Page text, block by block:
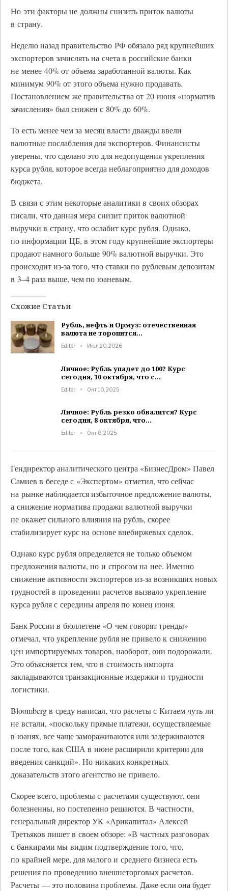
Но эти факторы не должны снизить приток валюты
в страну.
Неделю назад правительство РФ обязало ряд крупнейших
экспортеров зачислять на счета в российские банки
не менее 40% от объема заработанной валюты. Как
минимум 90% от этого объема нужно продавать.
Постановлением же правительства от 20 июня «норматив
зачисления» был снижен с 80% до 60%.
То есть менее чем за месяц власти дважды ввели
валютные послабления для экспортеров. Финансисты
уверены, что сделано это для недопущения укрепления
курса рубля, которое всегда неблагоприятно для доходов
бюджета.
В связи с этим некоторые аналитики в своих обзорах
писали, что данная мера снизит приток валютной
выручки в страну, что ослабит курс рубля. Однако,
по информации ЦБ, в этом году крупнейшие экспортеры
продают намного больше 90% валютной выручки. Это
происходит из-за того, что ставки по рублевым депозитам
в 3–4 раза выше, чем по юаневым.
Схожие Статьи
Рубль, нефть и Ормуз: отечественная
валюта не торопится…
Editor Июл 20, 2026
Личное: Рубль упадет до 100? Курс
сегодня, 10 октября, что с…
Editor Окт 10, 2025
Личное: Рубль резко обвалится? Курс
сегодня, 8 октября, что…
Editor Окт 8, 2025
Гендиректор аналитического центра «БизнесДром» Павел
Самиев в беседе с «Экспертом» отметил, что сейчас
на рынке наблюдается избыточное предложение валюты,
а снижение норматива продажи валютной выручки
не окажет сильного влияния на рубль, скорее
стабилизирует курс на основе внебиржевых сделок.
Однако курс рубля определяется не только объемом
предложения валюты, но и спросом на нее. Именно
снижение активности экспортеров из-за возникших новых
трудностей в проведении расчетов вызвало укрепление
курса рубля с середины апреля по конец июня.
Банк России в бюллетене «О чем говорят тренды»
отмечал, что укрепление рубля не привело к снижению
цен импортируемых товаров, наоборот, они подорожали.
Это объясняется тем, что в стоимость импорта
закладываются транзакционные издержки и трудности
логистики.
Bloomberg в среду написал, что расчеты с Китаем чуть ли
не встали, «поскольку прямые платежи, осуществляемые
в юанях, все чаще замораживаются или задерживаются
после того, как США в июне расширили критерии для
введения санкций». Но никаких конкретных
доказательств этого агентство не привело.
Скорее всего, проблемы с расчетами существуют, они
болезненны, но постепенно решаются. В частности,
генеральный директор УК «Арикапитал» Алексей
Третьяков пишет в своем обзоре: «В частных разговорах
с банкирами мы видим подтверждение того, что,
по крайней мере, для малого и среднего бизнеса есть
решения по проведению внешнеторговых расчетов.
Расчеты — это половина проблемы. Даже если она будет